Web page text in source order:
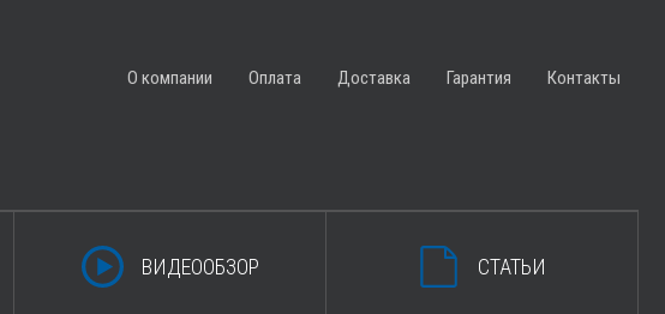
О компании Оплата Доставка Гарантия Контакты
ВИДЕООБЗОР СТАТЬИ
ЗАКРЫТЬ КОРЗИНУ